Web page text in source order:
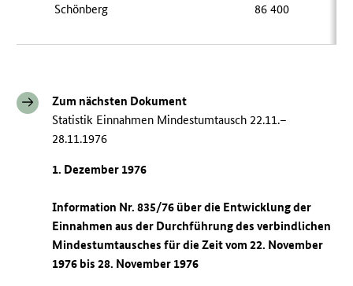
Schönberg 86 400
Zum nächsten Dokument
Statistik Einnahmen Mindestumtausch 22.11.–
28.11.1976
1. Dezember 1976
Information Nr. 835/76 über die Entwicklung der
Einnahmen aus der Durchführung des verbindlichen
Mindestumtausches für die Zeit vom 22. November
1976 bis 28. November 1976